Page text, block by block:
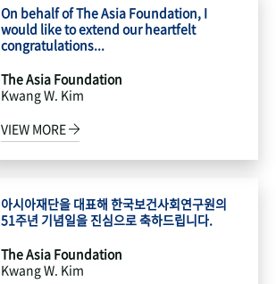
On behalf of The Asia Foundation, I
would like to extend our heartfelt
congratulations...
The Asia Foundation
Kwang W. Kim
VIEW MORE
아시아재단을 대표해 한국보건사회연구원의
51주년 기념일을 진심으로 축하드립니다.
The Asia Foundation
Kwang W. Kim